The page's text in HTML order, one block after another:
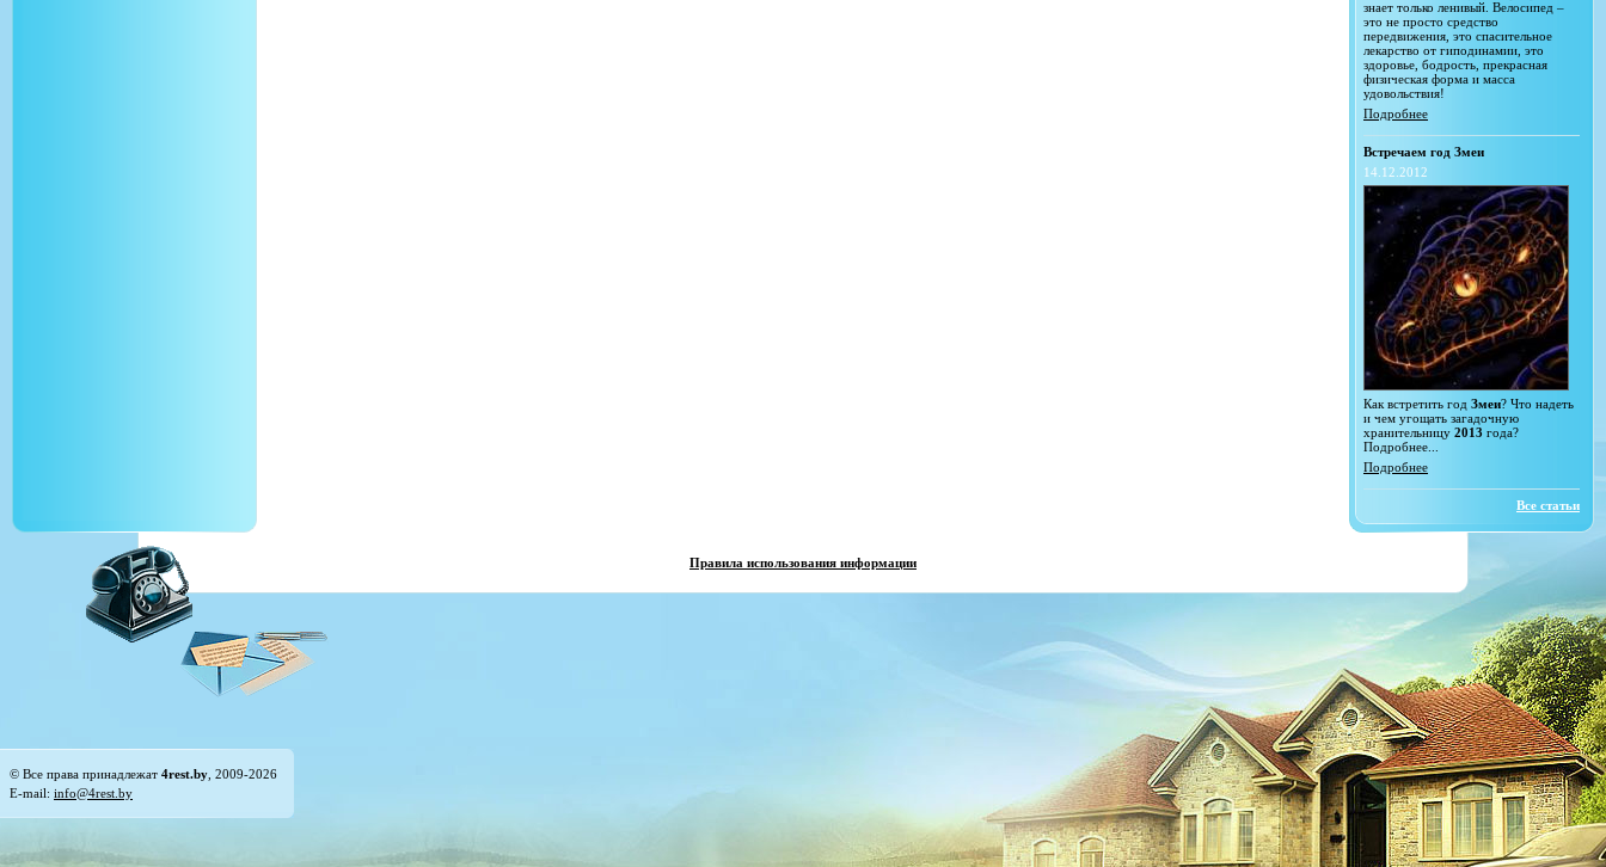
знает только ленивый. Велосипед –
это не просто средство
передвижения, это спасительное
лекарство от гиподинамии, это
здоровье, бодрость, прекрасная
физическая форма и масса
удовольствия!
Подробнее
Встречаем год Змеи
14.12.2012
Как встретить год Змеи? Что надеть
и чем угощать загадочную
хранительницу 2013 года?
Подробнее...
Подробнее
Все статьи
Правила использования информации
© Все права принадлежат 4rest.by , 2009-2026
E-mail: info@4rest.by